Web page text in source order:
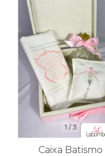
1 /3
Caixa Batismo